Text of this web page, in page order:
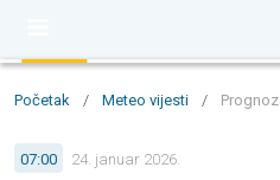
Početak / Meteo vijesti /
07:00 24. januar 2026.